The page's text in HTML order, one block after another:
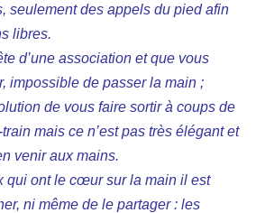
seulement des appels du pied afin
libres.
d’une association et que vous
impossible de passer la main ;
de vous faire sortir à coups de
mais ce n’est pas très élégant et
venir aux mains.
qui ont le cœur sur la main il est
ni même de le partager : les